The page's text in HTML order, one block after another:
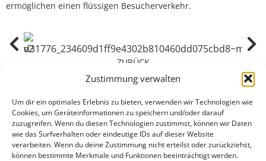
Zustimmung verwalten
Um dir ein optimales Erlebnis zu bieten, verwenden wir Technologien wie
Cookies, um Geräteinformationen zu speichern und/oder darauf
zuzugreifen. Wenn du diesen Technologien zustimmst, können wir Daten
wie das Surfverhalten oder eindeutige IDs auf dieser Website
verarbeiten. Wenn du deine Zustimmung nicht erteilst oder zurückziehst,
können bestimmte Merkmale und Funktionen beeinträchtigt werden.
ermöglichen einen flüssigen Besucherverkehr.
ZURÜCK
Cookie-Richtlinie (EU)
Impressum
Hinck Architekten
04141 / 43101
info@hinck-architekten.de